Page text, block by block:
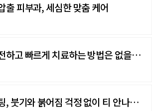
출 피부과, 세심한 맞춤 케어
창원발톱무좀 안전하고 빠르게 치료하는 방법은 없을까요?
창원쿨소닉 리프팅, 붓기와 붉어짐 걱정 없이 티 안나게…